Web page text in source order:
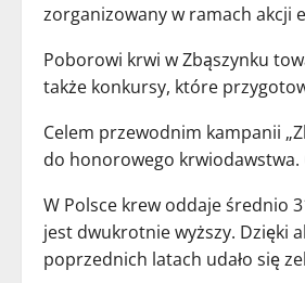
zorganizowany w ramach akcji
Poborowi krwi w Zbąszynku
także konkursy, które
Celem przewodnim kampanii
do honorowego krwiodawstwa.
W Polsce krew oddaje średnio
jest dwukrotnie wyższy. Dzięki
poprzednich latach udało się